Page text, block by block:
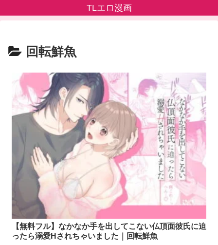
TLエロ漫画
回転鮮魚
【無料フル】なかなか手を出してこない仏頂面彼氏に迫
ったら溺愛Hされちゃいました｜回転鮮魚